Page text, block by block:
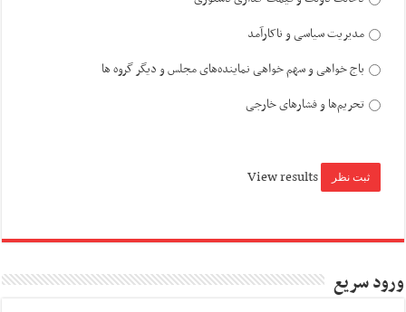
مدیریت سیاسی و ناکارآمد
باج خواهی و سهم خواهی نماینده‌های مجلس و دیگر گروه ها
تحریم‌ها و فشارهای خارجی
View results
ورود سریع